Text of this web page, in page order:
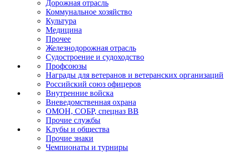
Дорожная отрасль
Коммунальное хозяйство
Культура
Медицина
Прочее
Железнодорожная отрасль
Судостроение и судоходство
Профсоюзы
Награды для ветеранов и ветеранских организаций
Российский союз офицеров
Внутренние войска
Вневедомственная охрана
ОМОН, СОБР, спецназ ВВ
Прочие службы
Клубы и общества
Прочие знаки
Чемпионаты и турниры